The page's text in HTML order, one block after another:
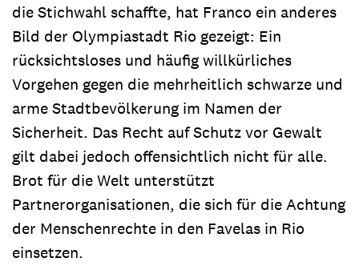
die Stichwahl schaffte, hat Franco ein anderes
Bild der Olympiastadt Rio gezeigt: Ein
rücksichtsloses und häufig willkürliches
Vorgehen gegen die mehrheitlich schwarze und
arme Stadtbevölkerung im Namen der
Sicherheit. Das Recht auf Schutz vor Gewalt
gilt dabei jedoch offensichtlich nicht für alle.
Brot für die Welt unterstützt
Partnerorganisationen, die sich für die Achtung
der Menschenrechte in den Favelas in Rio
einsetzen.